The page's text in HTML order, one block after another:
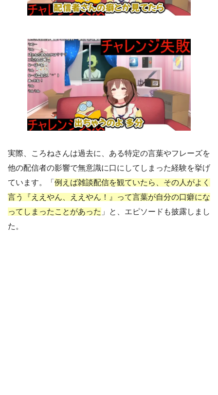
実際、ころねさんは過去に、ある特定の言葉やフレーズを
他の配信者の影響で無意識に口にしてしまった経験を挙げ
ています。「 例えば雑談配信を観ていたら、その人がよく
言う『ええやん、ええやん！』って言葉が自分の口癖にな
ってしまったことがあった 」と、エピソードも披露しまし
た。